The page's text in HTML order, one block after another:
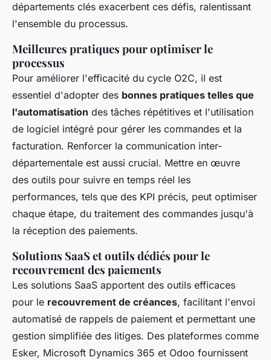
départements clés exacerbent ces défis, ralentissant
l'ensemble du processus.
Meilleures pratiques pour optimiser le
processus
Pour améliorer l'efficacité du cycle O2C, il est
essentiel d'adopter des bonnes pratiques telles que
l'automatisation des tâches répétitives et l'utilisation
de logiciel intégré pour gérer les commandes et la
facturation. Renforcer la communication inter-
départementale est aussi crucial. Mettre en œuvre
des outils pour suivre en temps réel les
performances, tels que des KPI précis, peut optimiser
chaque étape, du traitement des commandes jusqu'à
la réception des paiements.
Solutions SaaS et outils dédiés pour le
recouvrement des paiements
Les solutions SaaS apportent des outils efficaces
pour le recouvrement de créances, facilitant l'envoi
automatisé de rappels de paiement et permettant une
gestion simplifiée des litiges. Des plateformes comme
Esker, Microsoft Dynamics 365 et Odoo fournissent